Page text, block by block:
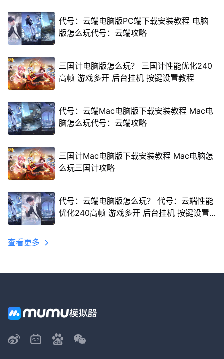
代号：云端电脑版PC端下载安装教程 电脑
版怎么玩代号：云端攻略
三国计电脑版怎么玩？ 三国计性能优化240
高帧 游戏多开 后台挂机 按键设置教程
代号：云端Mac电脑版下载安装教程 Mac电
脑怎么玩代号：云端攻略
三国计Mac电脑版下载安装教程 Mac电脑怎
么玩三国计攻略
代号：云端电脑版怎么玩？ 代号：云端性能
优化240高帧 游戏多开 后台挂机 按键设置
查看更多